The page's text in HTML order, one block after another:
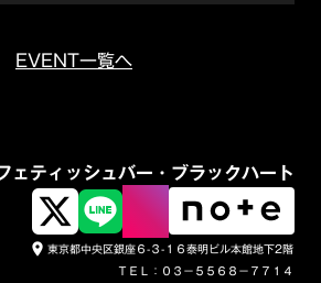
EVENT一覧へ
ェティッシュバー・ブラックハート
place 東京都中央区銀座６-３-１６泰明ビル本館地下2階
ＴＥＬ：０３－５５６８－７７１４